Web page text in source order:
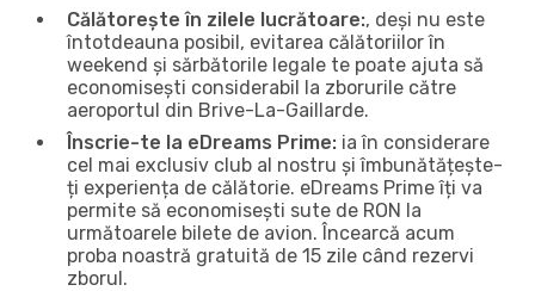
Călătorește în zilele lucrătoare:, deși nu este
întotdeauna posibil, evitarea călătoriilor în
weekend și sărbătorile legale te poate ajuta să
economisești considerabil la zborurile către
aeroportul din Brive-La-Gaillarde.
Înscrie-te la eDreams Prime: ia în considerare
cel mai exclusiv club al nostru și îmbunătățește-
ți experiența de călătorie. eDreams Prime îți va
permite să economisești sute de RON la
următoarele bilete de avion. Încearcă acum
proba noastră gratuită de 15 zile când rezervi
zborul.